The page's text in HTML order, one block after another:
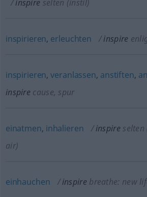
inspire selten (instil)
inspirieren, erleuchten inspire
inspirieren,veranlassen, anstiften,
inspire cause, spur
einatmen, inhalieren inspire selten
air)
einhauchen inspire breathe: new